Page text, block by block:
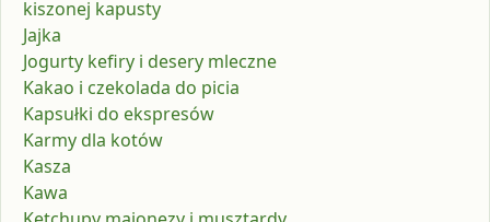
kiszonej kapusty
Jajka
Jogurty kefiry i desery mleczne
Kakao i czekolada do picia
Kapsułki do ekspresów
Karmy dla kotów
Kasza
Kawa